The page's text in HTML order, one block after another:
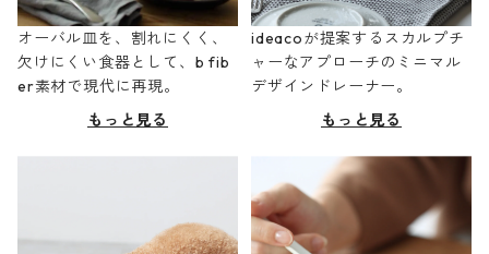
オーバル皿を、割れにくく、
欠けにくい食器として、b fib
er素材で現代に再現。
もっと見る
ideacoが提案するスカルプチ
ャーなアプローチのミニマル
デザインドレーナー。
もっと見る